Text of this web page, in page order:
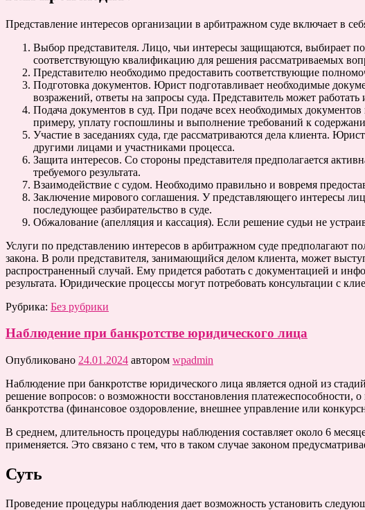
Представление интересов организации в арбитражном суде включает в
Выбор представителя. Лицо, чьи интересы защищаются, выбирает
соответствующую квалификацию для решения рассматриваемых
Представителю необходимо предоставить соответствующие
Подготовка документов. Юрист подготавливает необходимые
возражений, ответы на запросы суда. Представитель может
Подача документов в суд. При подаче всех необходимых
примеру, уплату госпошлины и выполнение требований к
Участие в заседаниях суда, где рассматриваются дела клиента.
другими лицами и участниками процесса.
Защита интересов. Со стороны представителя предполагается
требуемого результата.
Взаимодействие с судом. Необходимо правильно и вовремя
Заключение мирового соглашения. У представляющего интересы
последующее разбирательство в суде.
Обжалование (апелляция и кассация). Если решение судьи не
Услуги по представлению интересов в арбитражном суде предполагают
закона. В роли представителя, занимающийся делом клиента, может
распространенный случай. Ему придется работать с документацией и
результата. Юридические процессы могут потребовать консультации с
Рубрика: Без рубрики
Наблюдение при банкротстве юридического лица
Опубликовано 24.01.2024 автором wpadmin
Наблюдение при банкротстве юридического лица является одной из
решение вопросов: о возможности восстановления платежеспособности,
банкротства (финансовое оздоровление, внешнее управление или
В среднем, длительность процедуры наблюдения составляет около 6
применяется. Это связано с тем, что в таком случае законом
Суть
Проведение процедуры наблюдения дает возможность установить